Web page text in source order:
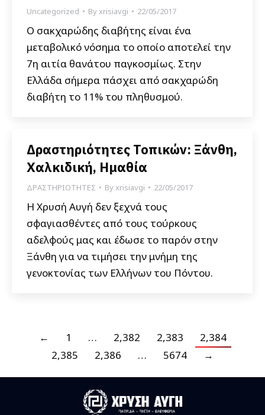
Uncategorized Byxrisiavgi 22/05/2017
Ο σακχαρώδης διαβήτης είναι ένα
μεταβολικό νόσημα το οποίο αποτελεί την
7η αιτία θανάτου παγκοσμίως. Στην
Ελλάδα σήμερα πάσχει από σακχαρώδη
διαβήτη το 11% του πληθυσμού.
Δραστηριότητες Τοπικών: Ξάνθη,
Χαλκιδική, Ημαθία
ΔΡΑΣΤΗΡΙΟΤΗΤΕΣ Byxrisiavgi 22/05/2017
Η Χρυσή Αυγή δεν ξεχνά τους
σφαγιασθέντες από τους τούρκους
αδελφούς μας και έδωσε το παρόν στην
Ξάνθη για να τιμήσει την μνήμη της
γενοκτονίας των Ελλήνων του Πόντου.
← 1 … 2,382 2,383
2,384
2,385
2,386 … 5674 →